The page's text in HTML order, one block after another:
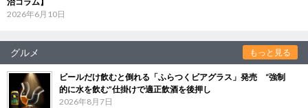
2026年6月10日
グルメ もっと見る
ビールだけ飲むと倒れる「ふらつくビアグラス」発売 “強制
的に水を飲む”仕掛けで適正飲酒を後押し
2026年8月7日